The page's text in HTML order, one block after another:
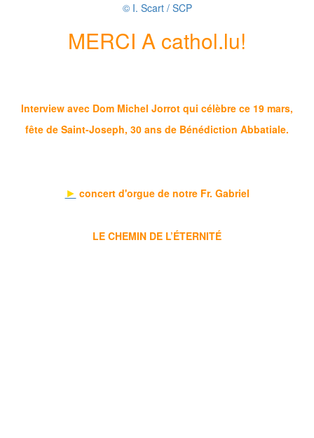
© I. Scart / SCP
MERCI A cathol.lu!
Interview avec Dom Michel Jorrot qui célèbre ce 19 mars,
fête de Saint-Joseph, 30 ans de Bénédiction Abbatiale.
► concert d'orgue de notre Fr. Gabriel
LE CHEMIN DE L’ÉTERNITÉ